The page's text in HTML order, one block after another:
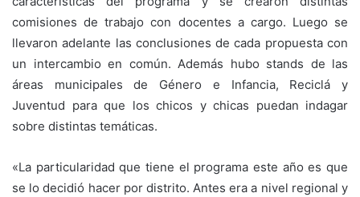
comisiones de trabajo con docentes a cargo. Luego se
llevaron adelante las conclusiones de cada propuesta con
un intercambio en común. Además hubo stands de las
áreas municipales de Género e Infancia, Reciclá y
Juventud para que los chicos y chicas puedan indagar
sobre distintas temáticas.
«La particularidad que tiene el programa este año es que
se lo decidió hacer por distrito. Antes era a nivel regional y